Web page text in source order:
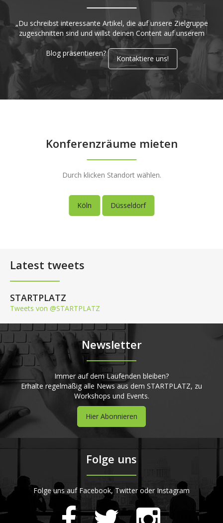
„Du schreibst interessante Artikel, die auf unsere Zielgruppe
zugeschnitten sind und willst deinen Content auf unserem
Blog präsentieren?
Kontaktiere uns!
Konferenzräume mieten
Durch klicken Standort wählen.
Köln Düsseldorf
Latest tweets
STARTPLATZ
Tweets von @STARTPLATZ
Newsletter
Immer auf dem Laufenden bleiben?
Erhalte regelmäßig alle News aus dem STARTPLATZ, zu
Workshops und Events.
Hier Abonnieren
Folge uns
Folge uns auf Facebook, Twitter oder Instagram